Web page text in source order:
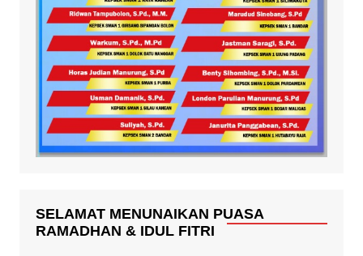
SELAMAT MENUNAIKAN PUASA
RAMADHAN & IDUL FITRI